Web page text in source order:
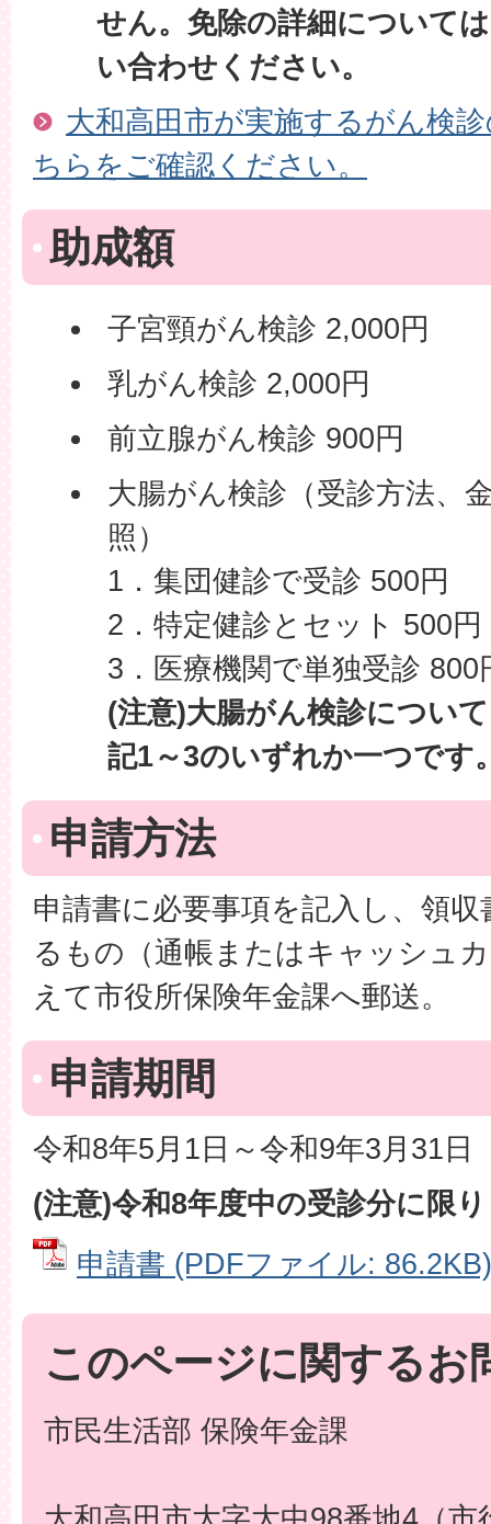
せん。免除の詳細について
い合わせください。
大和高田市が実施するがん検
ちらをご確認ください。
助成額
子宮頸がん検診 2,000円
乳がん検診 2,000円
前立腺がん検診 900円
大腸がん検診（受診方法、
照）
1．集団健診で受診 500円
2．特定健診とセット 500円
3．医療機関で単独受診 800
(注意)大腸がん検診につい
記1～3のいずれか一つです
申請方法
申請書に必要事項を記入し、領
るもの（通帳またはキャッシュ
えて市役所保険年金課へ郵送。
申請期間
令和8年5月1日～令和9年3月31日
(注意)令和8年度中の受診分に限
申請書 (PDFファイル: 86.2KB)
このページに関するお
市民生活部 保険年金課